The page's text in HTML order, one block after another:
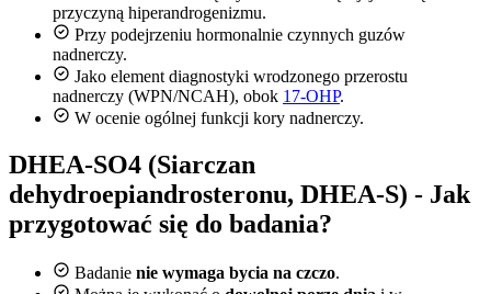
przyczyną hiperandrogenizmu.
Przy podejrzeniu hormonalnie czynnych guzów
nadnerczy.
Jako element diagnostyki wrodzonego przerostu
nadnerczy (WPN/NCAH), obok 17-OHP.
W ocenie ogólnej funkcji kory nadnerczy.
DHEA-SO4 (Siarczan
dehydroepiandrosteronu, DHEA-S) - Jak
przygotować się do badania?
Badanie nie wymaga bycia na czczo.